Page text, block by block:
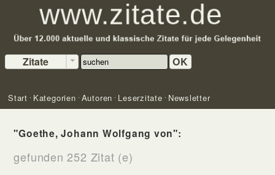
Zitate OK
Start Kategorien Autoren Leserzitate Newsletter
"Goethe, Johann Wolfgang von":
gefunden 252 Zitat (e)